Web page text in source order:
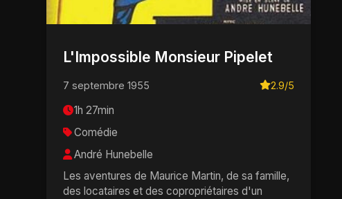
L'Impossible Monsieur Pipelet
7 septembre 1955 2.9/5
1h 27min
Comédie
André Hunebelle
Les aventures de Maurice Martin, de sa famille,
des locataires et des copropriétaires d'un